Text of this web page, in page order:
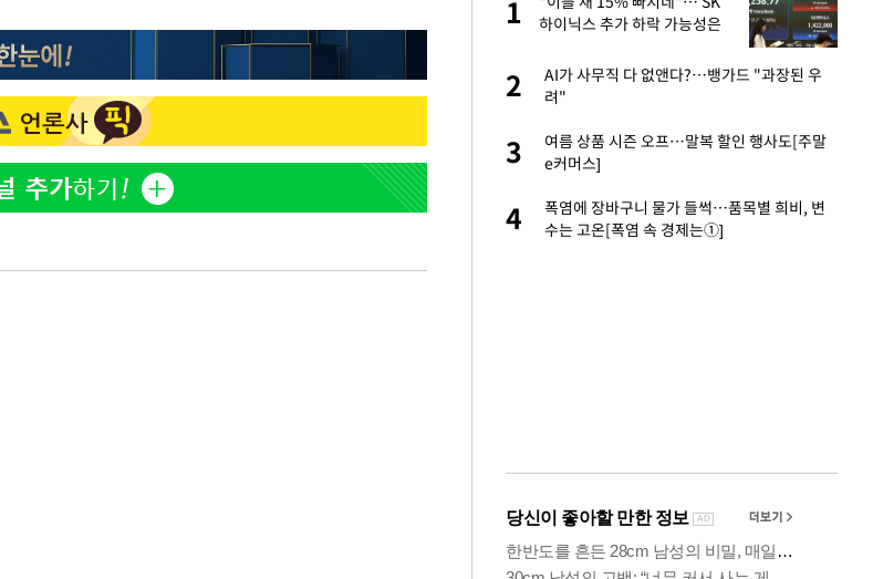
2
'서준맘' 박세미, 연하 남자친구와 열애 "결혼
생각도"
3
[속보]이 대통령 "부동산 공급 기존 사고방식
매달리지 말고 과감히 실천"
4
백혈병 재발 최성원 "치료가 날 죽이는 것 같
5
이 대통령, 6시간 부동산 회의서 공급 논
1
하이닉스 추가 하락 가능성은
2
AI가 사무직 다 없앤다?…뱅가드 "과장된 우
려"
3
여름 상품 시즌 오프…말복 할인 행사도[주말
e커머스]
4
폭염에 장바구니 물가 들썩…품목별 희비, 변
수는 고온[폭염 속 경제는①]